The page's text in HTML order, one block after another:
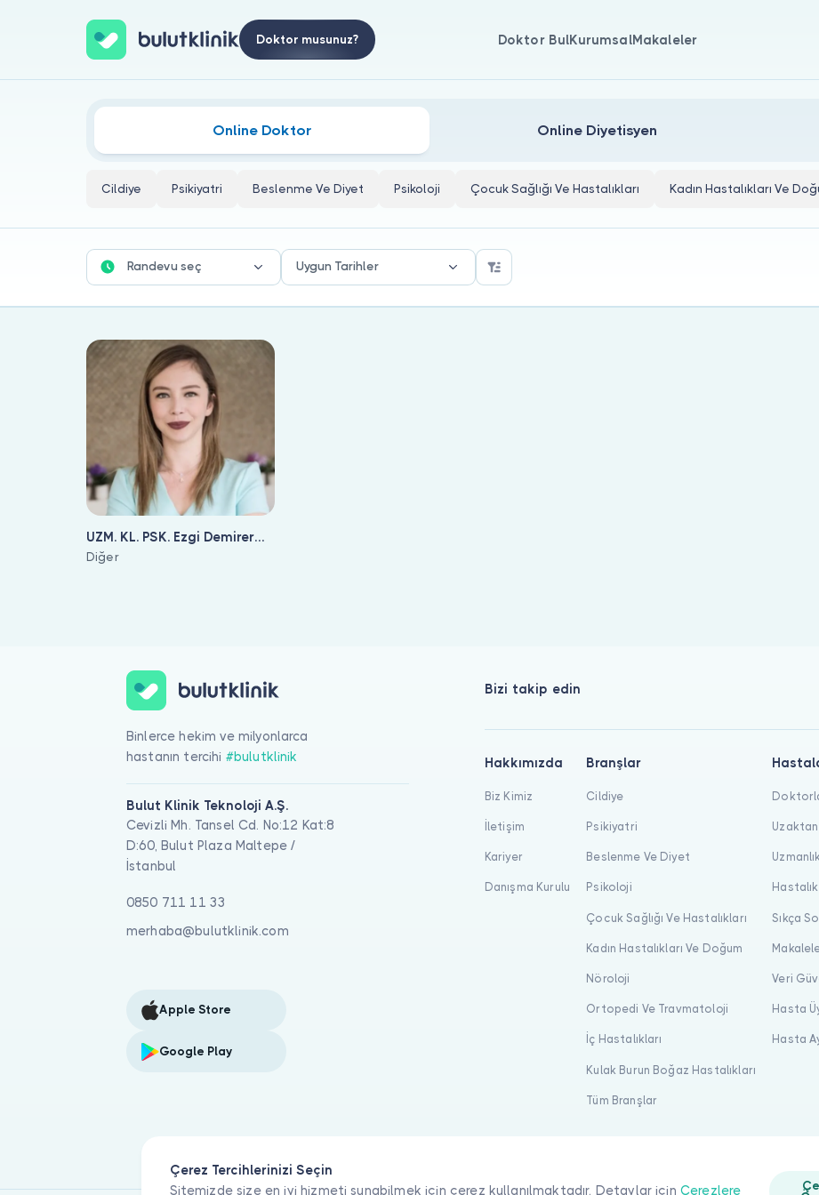
Doktor musunuz? Doktor BulKurumsalMakaleler
Aktarım Odaklı Terapi Doktorları
Online Doktor Online Diyetisyen
Cildiye Psikiyatri Beslenme Ve Diyet Psikoloji Çocuk Sağlığı Ve Hastalıkları Kadın Hastalıkları Ve
Randevu seç Uygun Tarihler
UZM. KL. PSK. Ezgi Demirer
Yıldırım
Diğer
Çerez Tercihlerinizi Seçin
Sitemizde size en iyi hizmeti sunabilmek için çerez kullanılmaktadır. Detaylar için Çerezlere
Binlerce hekim ve milyonlarca
hastanın tercihi #bulutklinik
Bulut Klinik Teknoloji A.Ş.
Cevizli Mh. Tansel Cd. No:12 Kat:8
D:60, Bulut Plaza Maltepe /
İstanbul
0850 711 11 33
merhaba@bulutklinik.com
Apple Store
Google Play
Bizi takip edin
Hakkımızda
Biz Kimiz
İletişim
Kariyer
Danışma Kurulu
Branşlar
Cildiye
Psikiyatri
Beslenme Ve Diyet
Psikoloji
Çocuk Sağlığı Ve Hastalıkları
Kadın Hastalıkları Ve Doğum
Nöroloji
Ortopedi Ve Travmatoloji
İç Hastalıkları
Kulak Burun Boğaz Hastalıkları
Tüm Branşlar
Uzaktan
Sıkça
Veri
Hasta
Hasta